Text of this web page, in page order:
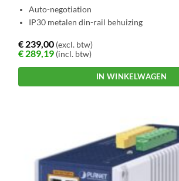
Auto-negotiation
IP30 metalen din-rail behuizing
€ 239,00 (excl. btw)
€ 289,19 (incl. btw)
IN WINKELWAGEN